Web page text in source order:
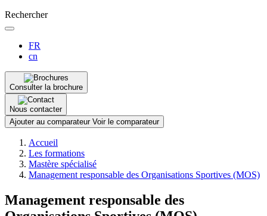
Rechercher
FR
cn
Consulter la brochure
Nous contacter
Ajouter au comparateur Voir le comparateur
d'Ariane
Accueil
Les formations
Mastère spécialisé
Management responsable des Organisations Sportives (MOS)
Management responsable des